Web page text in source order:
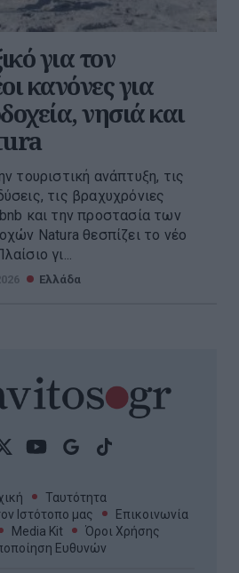
για τον
κανόνες για
νησιά και
τουριστική ανάπτυξη, τις
τις βραχυχρόνιες
και την προστασία των
Natura θεσπίζει το νέο
γι...
Ελλάδα
Ταυτότητα
Ιστότοπο μας
Επικοινωνία
Media Kit
Όροι Χρήσης
Ευθυνών